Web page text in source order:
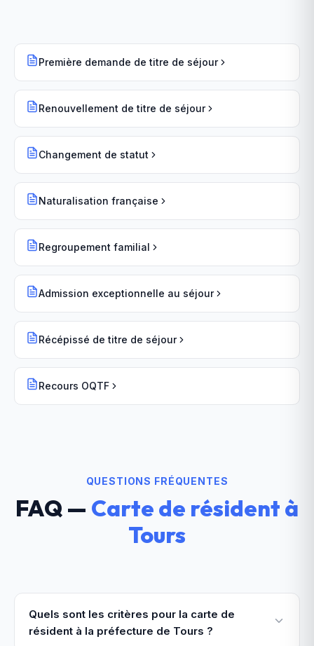
Première demande de titre de séjour
Renouvellement de titre de séjour
Changement de statut
Naturalisation française
Regroupement familial
Admission exceptionnelle au séjour
Récépissé de titre de séjour
Recours OQTF
QUESTIONS FRÉQUENTES
FAQ — Carte de résident à
Tours
Quels sont les critères pour la carte de
résident à la préfecture de Tours ?